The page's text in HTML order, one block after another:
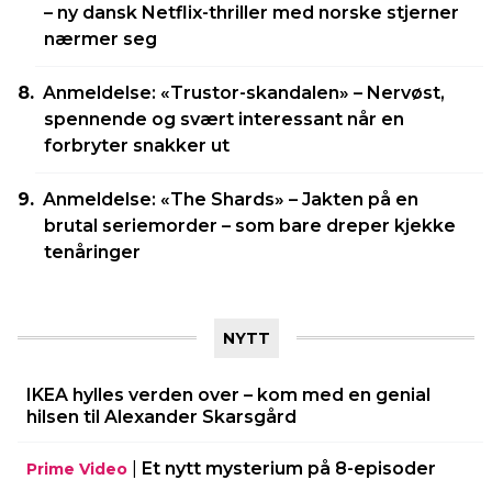
– ny dansk Netflix-thriller med norske stjerner
nærmer seg
Anmeldelse: «Trustor-skandalen» – Nervøst,
spennende og svært interessant når en
forbryter snakker ut
Anmeldelse: «The Shards» – Jakten på en
brutal seriemorder – som bare dreper kjekke
tenåringer
NYTT
IKEA hylles verden over – kom med en genial
hilsen til Alexander Skarsgård
Prime Video
Et nytt mysterium på 8-episoder